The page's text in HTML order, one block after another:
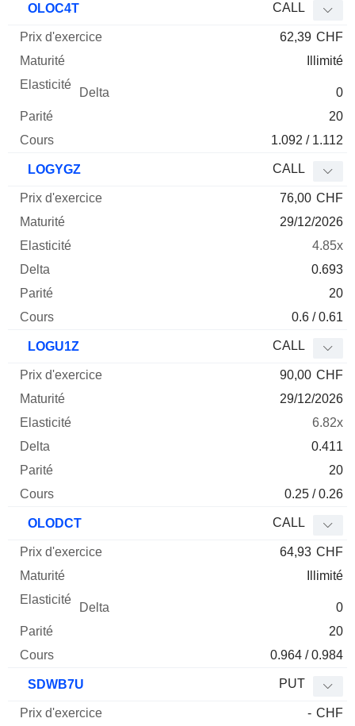
OLOC4T CALL
62,39 CHF
Illimité
0
20
1.092 / 1.112
LOGYGZ CALL
76,00 CHF
29/12/2026
4.85x
0.693
20
0.6 / 0.61
LOGU1Z CALL
90,00 CHF
29/12/2026
6.82x
0.411
20
0.25 / 0.26
OLODCT CALL
64,93 CHF
Illimité
0
20
0.964 / 0.984
SDWB7U PUT
- CHF